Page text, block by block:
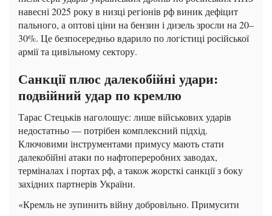
навесні 2025 року в низці регіонів рф виник дефіцит
пального, а оптові ціни на бензин і дизель зросли на 20–
30%. Це безпосередньо вдарило по логістиці російської
армії та цивільному сектору.
Санкції плюс далекобійні удари:
подвійний удар по кремлю
Тарас Стецьків наголошує: лише військових ударів
недостатньо — потрібен комплексний підхід.
Ключовими інструментами примусу мають стати
далекобійні атаки по нафтопереробних заводах,
терміналах і портах рф, а також жорсткі санкції з боку
західних партнерів України.
«Кремль не зупинить війну добровільно. Примусити